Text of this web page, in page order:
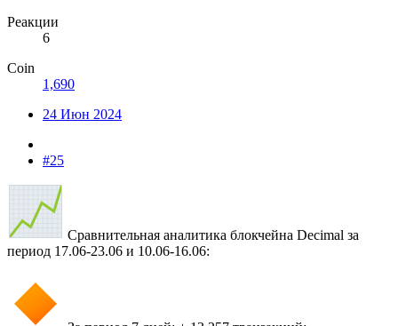
Реакции
6
Coin
1,690
24 Июн 2024
#25
Сравнительная аналитика блокчейна Decimal за
период 17.06-23.06 и 10.06-16.06: